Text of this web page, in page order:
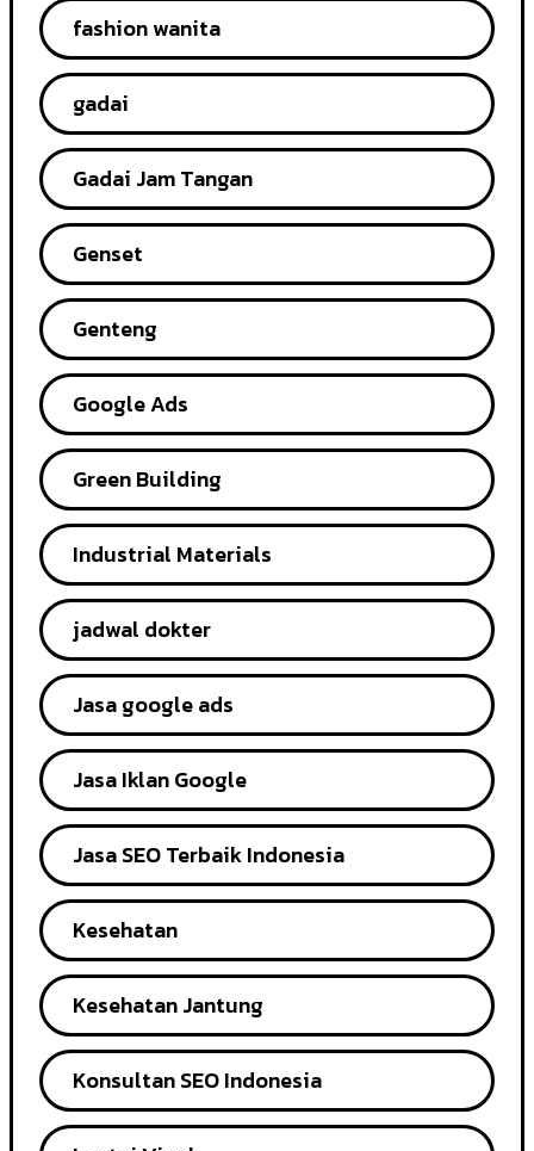
fashion wanita
gadai
Gadai Jam Tangan
Genset
Genteng
Google Ads
Green Building
Industrial Materials
jadwal dokter
Jasa google ads
Jasa Iklan Google
Jasa SEO Terbaik Indonesia
Kesehatan
Kesehatan Jantung
Konsultan SEO Indonesia